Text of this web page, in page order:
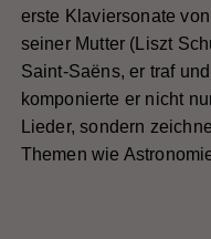
erste Klaviersonate
seiner Mutter (Liszt
Saint-Saëns, er traf
komponierte er nicht
Lieder, sondern
Themen wie